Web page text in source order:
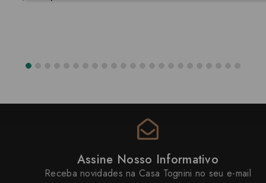
Assine Nosso Informativo
Receba novidades na Casa Tognini no seu e-mail